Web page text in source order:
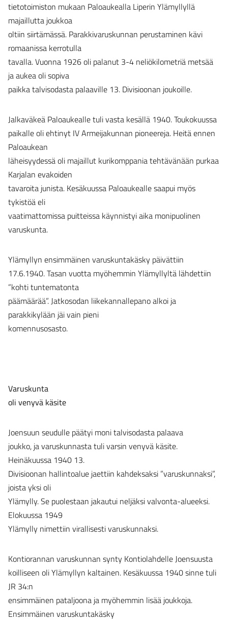
tietotoimiston mukaan Paloaukealla Liperin Ylämyllyllä
majaillutta joukkoa
oltiin siirtämässä. Parakkivaruskunnan perustaminen kävi
romaanissa kerrotulla
tavalla. Vuonna 1926 oli palanut 3-4 neliökilometriä metsää
ja aukea oli sopiva
paikka talvisodasta palaaville 13. Divisioonan joukoille.
Jalkaväkeä Paloaukealle tuli vasta kesällä 1940. Toukokuussa
paikalle oli ehtinyt IV Armeijakunnan pioneereja. Heitä ennen
Paloaukean
läheisyydessä oli majaillut kurikomppania tehtävänään purkaa
Karjalan evakoiden
tavaroita junista. Kesäkuussa Paloaukealle saapui myös
tykistöä eli
vaatimattomissa puitteissa käynnistyi aika monipuolinen
varuskunta.
Ylämyllyn ensimmäinen varuskuntakäsky päivättiin
17.6.1940. Tasan vuotta myöhemmin Ylämyllyltä lähdettiin
”kohti tuntematonta
päämäärää”. Jatkosodan liikekannallepano alkoi ja
parakkikylään jäi vain pieni
komennusosasto.
Varuskunta
oli venyvä käsite
Joensuun seudulle päätyi moni talvisodasta palaava
joukko, ja varuskunnasta tuli varsin venyvä käsite.
Heinäkuussa 1940 13.
Divisioonan hallintoalue jaettiin kahdeksaksi ”varuskunnaksi”,
joista yksi oli
Ylämylly. Se puolestaan jakautui neljäksi valvonta-alueeksi.
Elokuussa 1949
Ylämylly nimettiin virallisesti varuskunnaksi.
Kontiorannan varuskunnan synty Kontiolahdelle Joensuusta
koilliseen oli Ylämyllyn kaltainen. Kesäkuussa 1940 sinne tuli
JR 34:n
ensimmäinen pataljoona ja myöhemmin lisää joukkoja.
Ensimmäinen varuskuntakäsky